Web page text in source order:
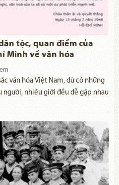
tộc, quan điểm của
Minh về văn hóa
văn hóa Việt Nam, dù có những
người, nhiều giới đều dễ gặp nhau
khoan dung...